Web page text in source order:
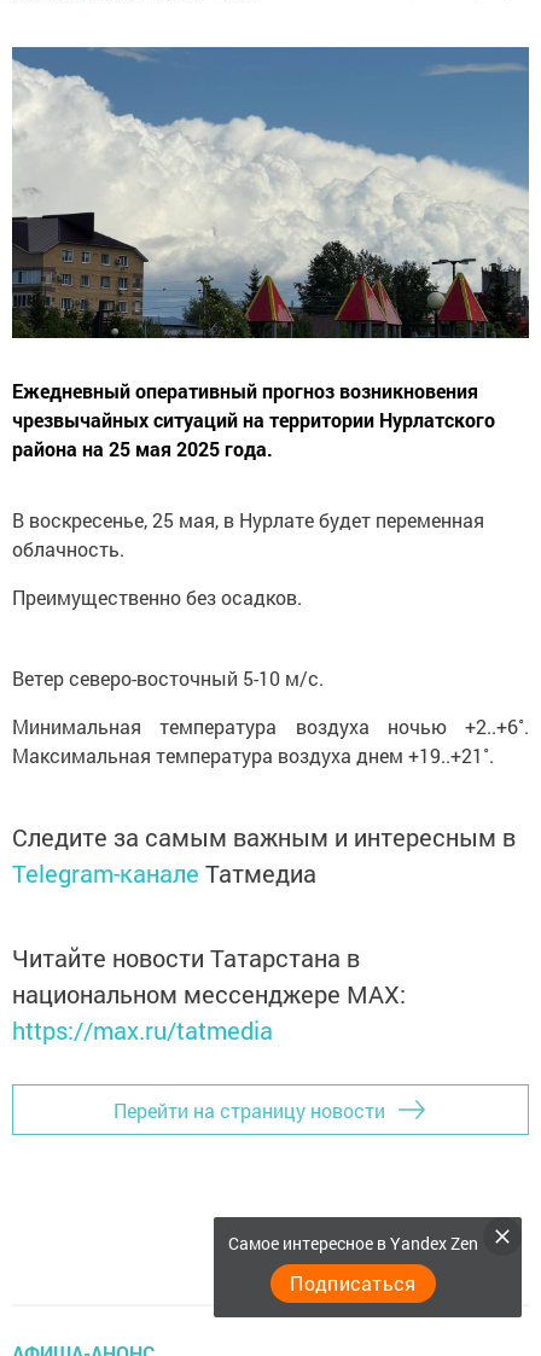
Ежедневный оперативный прогноз возникновения
чрезвычайных ситуаций на территории Нурлатского
района на 25 мая 2025 года.
В воскресенье, 25 мая, в Нурлате будет переменная
облачность.
Преимущественно без осадков.
Ветер северо-восточный 5-10 м/с.
Минимальная температура воздуха ночью +2..+6˚.
Максимальная температура воздуха днем +19..+21˚.
Следите за самым важным и интересным в
Telegram-канале Татмедиа
Читайте новости Татарстана в
национальном мессенджере MАХ:
https://max.ru/tatmedia
Перейти на страницу новости
Самое интересное в Yandex Zen
Подписаться